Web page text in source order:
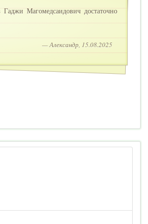
Магомедсаидович достаточно
— Александр, 15.08.2025